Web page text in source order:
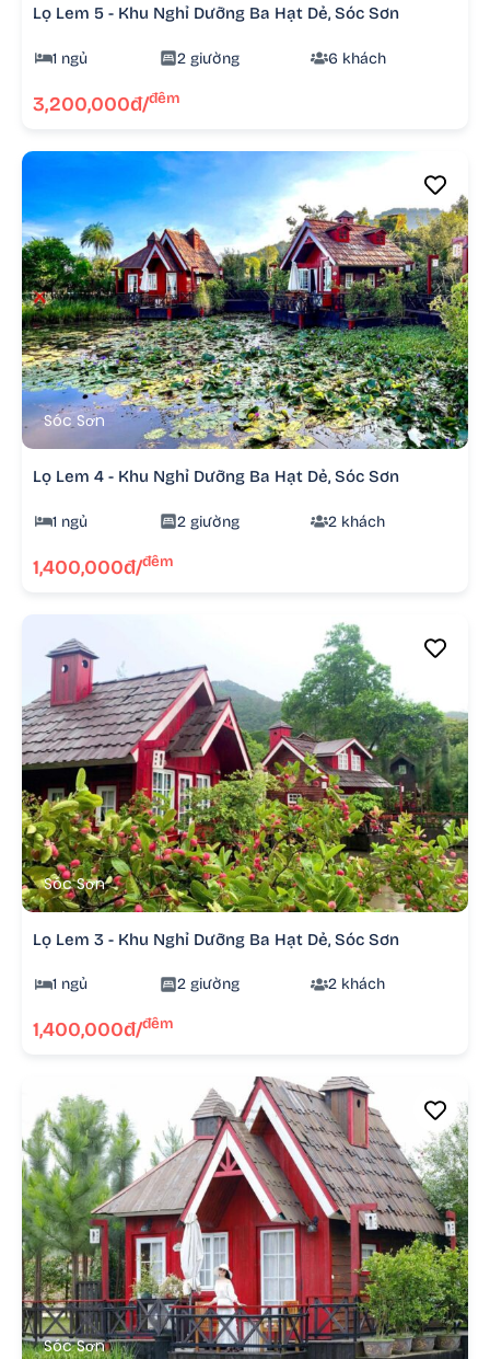
Lọ Lem 5 - Khu Nghỉ Dưỡng Ba Hạt Dẻ, Sóc Sơn
1 ngủ 2 giường 6 khách
3,200,000đ/đêm
Sóc Sơn
Lọ Lem 4 - Khu Nghỉ Dưỡng Ba Hạt Dẻ, Sóc Sơn
1 ngủ 2 giường 2 khách
1,400,000đ/đêm
Sóc Sơn
Lọ Lem 3 - Khu Nghỉ Dưỡng Ba Hạt Dẻ, Sóc Sơn
1 ngủ 2 giường 2 khách
1,400,000đ/đêm
Sóc Sơn